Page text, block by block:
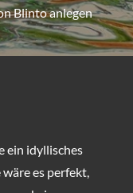
Blinto anlegen
ein idyllisches
wäre es perfekt,